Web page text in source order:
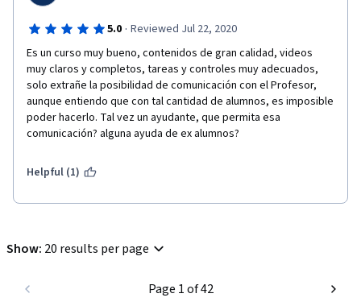
5.0 · Reviewed Jul 22, 2020
Es un curso muy bueno, contenidos de gran calidad, videos
muy claros y completos, tareas y controles muy adecuados,
solo extrañe la posibilidad de comunicación con el Profesor,
aunque entiendo que con tal cantidad de alumnos, es imposible
poder hacerlo. Tal vez un ayudante, que permita esa
comunicación? alguna ayuda de ex alumnos?
Helpful (1)
Show: 20 results per page
Page 1 of 42